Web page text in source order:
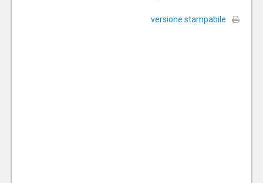
versione stampabile